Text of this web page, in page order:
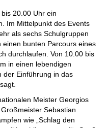
20.00 Uhr ein
Im Mittelpunkt des Events
als sechs Schulgruppen
bunten Parcours eines
durchlaufen. Von 10.00 bis
in einen lebendigen
der Einführung in das
Meister Georgios
Sebastian
wie „Schlag den